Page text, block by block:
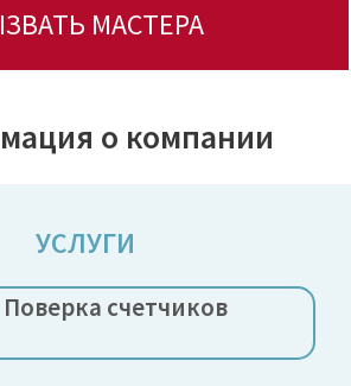
МАСТЕРА
о компании
УСЛУГИ
Поверка счетчиков